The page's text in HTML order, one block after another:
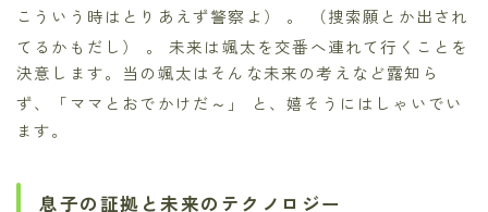
こういう時はとりあえず警察よ） 。 （捜索願とか出され
てるかもだし） 。 未来は颯太を交番へ連れて行くことを
決意します。当の颯太はそんな未来の考えなど露知ら
ず、「ママとおでかけだ～」
と、嬉そうにはしゃいでい
ます。
息子の証拠と未来のテクノロジー